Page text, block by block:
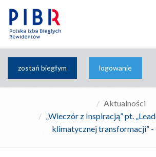
zostań biegłym logowanie
Aktualności
„Wieczór z Inspiracją” pt.
klimatycznej transformacji” -